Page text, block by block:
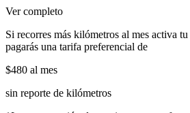
Ver completo
Si recorres más kilómetros al mes activa
pagarás una tarifa preferencial de
$480 al mes
sin reporte de kilómetros